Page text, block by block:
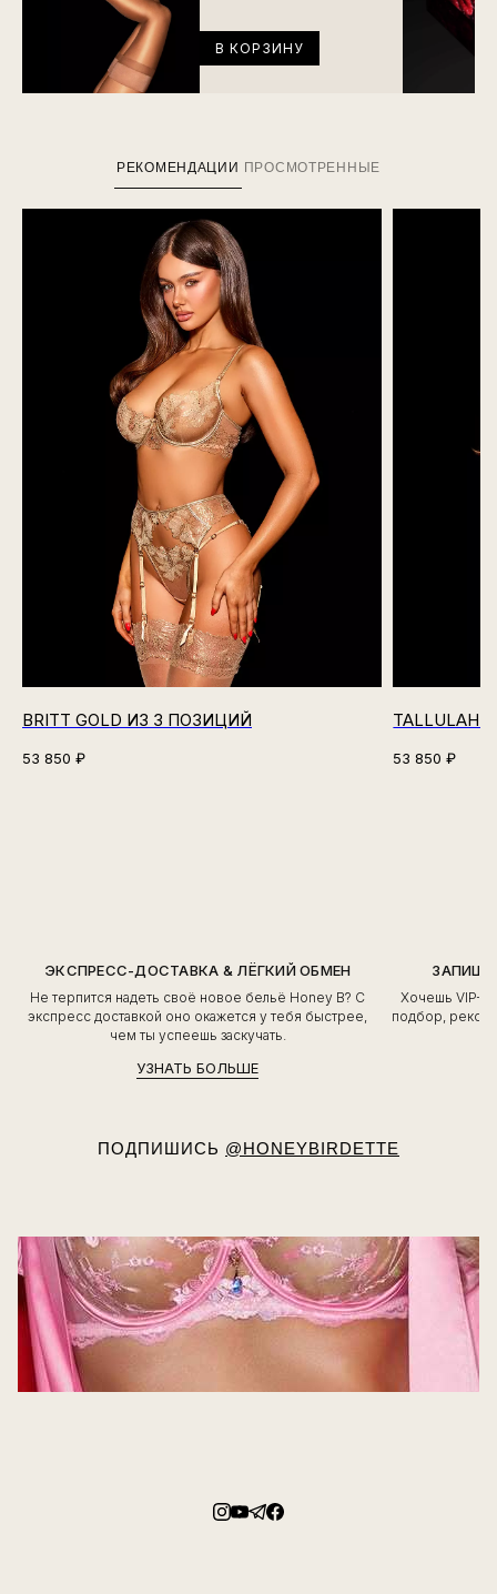
В КОРЗИНУ
РЕКОМЕНДАЦИИ ПРОСМОТРЕННЫЕ
BRITT GOLD ИЗ 3 ПОЗИЦИЙ
53 850 ₽
TALLULAH
53 850 ₽
ЭКСПРЕСС-ДОСТАВКА & ЛЁГКИЙ ОБМЕН
Не терпится надеть своё новое бельё Honey B? С
экспресс доставкой оно окажется у тебя быстрее,
чем ты успеешь заскучать.
УЗНАТЬ БОЛЬШЕ
Хочешь VIP-
подбор,
ПОДПИШИСЬ @HONEYBIRDETTE